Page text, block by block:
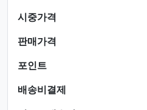
시중가격
판매가격
포인트
배송비결제